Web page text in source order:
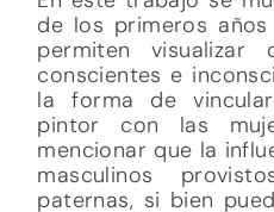
de los primeros
permiten visualizar
conscientes e
la forma de
pintor con las
mencionar que la
masculinos
paternas, si bien